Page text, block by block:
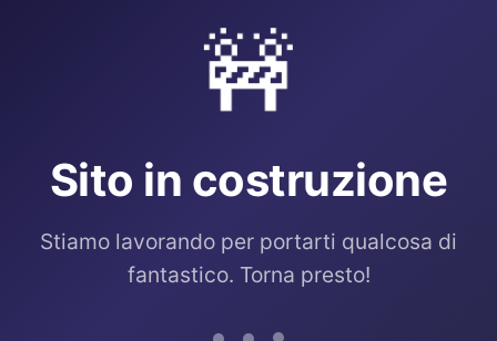
🚧
Sito in costruzione
Stiamo lavorando per portarti qualcosa di
fantastico. Torna presto!